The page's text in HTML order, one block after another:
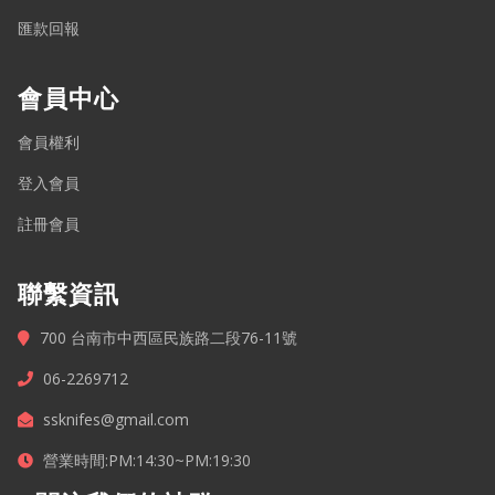
匯款回報
會員中心
會員權利
登入會員
註冊會員
聯繫資訊
700 台南市中西區民族路二段76-11號
06-2269712
ssknifes@gmail.com
營業時間:PM:14:30~PM:19:30